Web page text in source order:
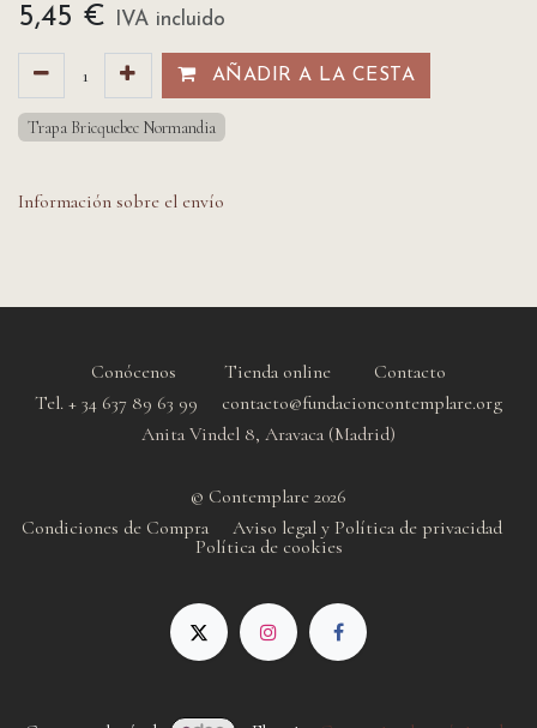
5,45 € IVA incluido
AÑADIR A LA CESTA​​
Trapa Bricquebec Normandia
Información sobre el envío
Conócenos Tienda online
Contacto
Tel. + 34 637 89 63 99 contacto@fundacioncontemplare.org
Anita Vindel 8, Aravaca (Madrid)
© Contemplare 2026
Condiciones de Compra
Aviso legal y Política de privacidad
Política de cookies